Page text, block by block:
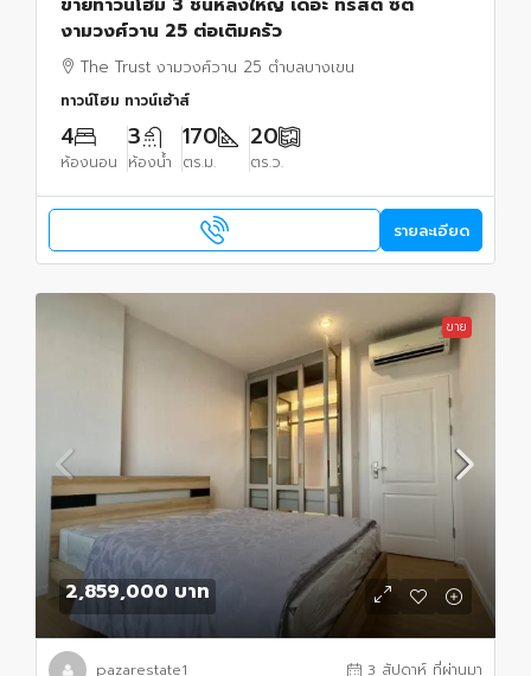
งามวงศ์วาน 25 ต่อเติมครัว
The Trust งามวงศ์วาน 25 ตำบลบางเขน
ทาวน์โฮม ทาวน์เฮ้าส์
4
ห้องนอน
3
ห้องน้ำ
170
ตร.ม.
20
ตร.ว.
รายละเอียด
ขาย
2,859,000 บาท
pazarestate1 3 สัปดาห์ ที่ผ่านมา